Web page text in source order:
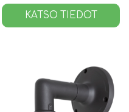
KATSO TIEDOT